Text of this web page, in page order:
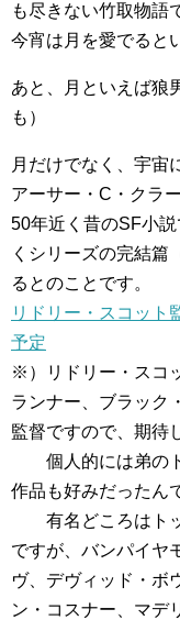
も尽きない竹取物語
今宵は月を愛でると
あと、月といえば狼
も）
月だけでなく、宇宙
アーサー・C・クラ
50年近く昔のSF小
くシリーズの完結篇
るとのことです。
リドリー・スコット
予定
※）リドリー・スコ
ランナー、ブラック
監督ですので、期待
個人的には弟のト
作品も好みだったん
有名どころはトッ
ですが、バンパイヤ
ヴ、デヴィッド・ボ
ン・コスナー、マデ